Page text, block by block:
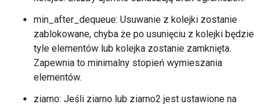
min_after_dequeue: Usuwanie z kolejki zostanie
zablokowane, chyba że po usunięciu z kolejki będzie
tyle elementów lub kolejka zostanie zamknięta.
Zapewnia to minimalny stopień wymieszania
elementów.
ziarno: Jeśli ziarno lub ziarno2 jest ustawione na